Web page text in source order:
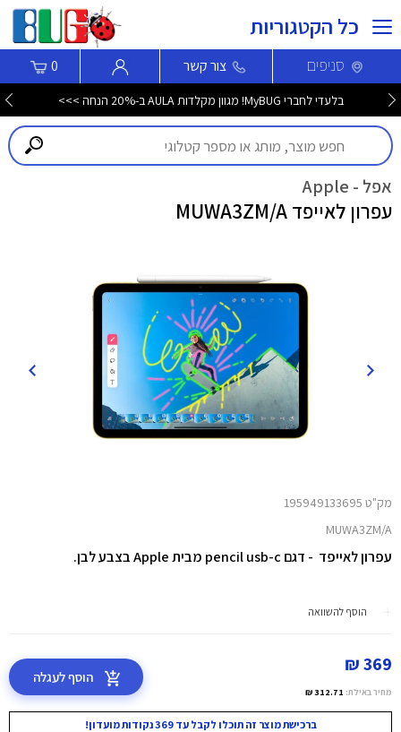
כל הקטגוריות
סניפים צור קשר 0
בלעדי לחברי MyBUG! מגוון מקלדות AULA ב-20% הנחה >>>
אפל - Apple
עפרון לאייפד MUWA3ZM/A
מק"ט 195949133695
MUWA3ZM/A
עפרון לאייפד - דגם pencil usb-c מבית Apple בצבע לבן.
הוסף להשוואה
369 ₪
מחיר באילת: 312.71 ₪
הוסף לעגלה
ברכישת מוצר זה תוכלו לקבל עד 369 נקודות מועדון!